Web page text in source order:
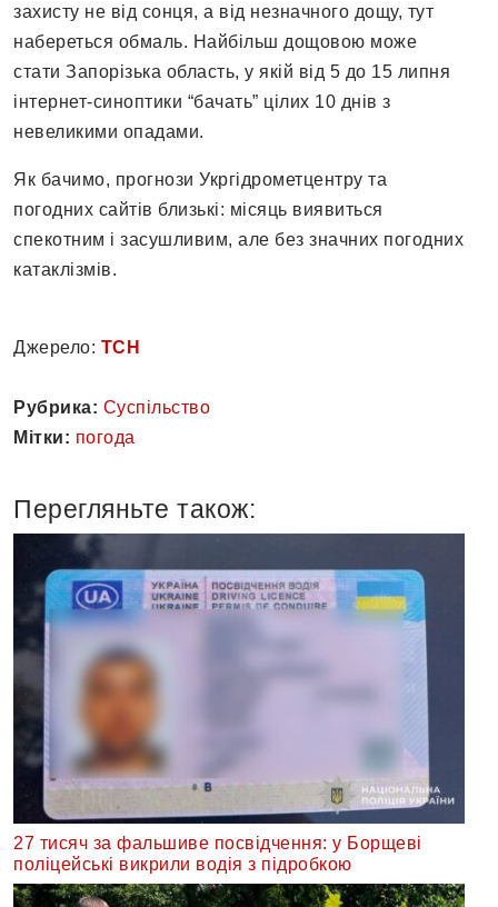
захисту не від сонця, а від незначного дощу, тут
набереться обмаль. Найбільш дощовою може
стати Запорізька область, у якій від 5 до 15 липня
інтернет-синоптики “бачать” цілих 10 днів з
невеликими опадами.
Як бачимо, прогнози Укргідрометцентру та
погодних сайтів близькі: місяць виявиться
спекотним і засушливим, але без значних погодних
катаклізмів.
Джерело: ТСН
Рубрика: Суспільство
Мітки: погода
Перегляньте також:
27 тисяч за фальшиве посвідчення: у Борщеві
поліцейські викрили водія з підробкою